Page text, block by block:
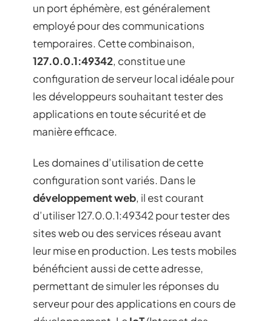
un port éphémère, est généralement
employé pour des communications
temporaires. Cette combinaison,
127.0.0.1:49342, constitue une
configuration de serveur local idéale pour
les développeurs souhaitant tester des
applications en toute sécurité et de
manière efficace.
Les domaines d’utilisation de cette
configuration sont variés. Dans le
développement web, il est courant
d’utiliser 127.0.0.1:49342 pour tester des
sites web ou des services réseau avant
leur mise en production. Les tests mobiles
bénéficient aussi de cette adresse,
permettant de simuler les réponses du
serveur pour des applications en cours de